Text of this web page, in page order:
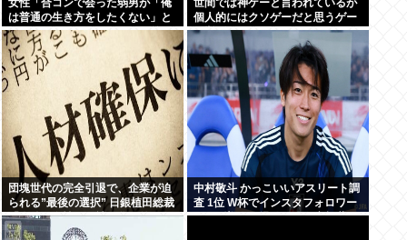
女性「合コンで会った弱男が「俺
は普通の生き方をしたくない」と
かカッコつけててワロた。お前既
に普通以下だろw」⬅10万いいね
世間では神ゲーと言われているが
個人的にはクソゲーだと思うゲー
ム挙げてけwww
団塊世代の完全引退で、企業が迫
られる”最後の選択” 日銀植田総裁
「今後は女性の正社員化と外国人
の人材活用が鍵」
中村敬斗 かっこいいアスリート調
査 1位 W杯でインスタフォロワー
127万増 人気爆発 …2位 高橋藍 3